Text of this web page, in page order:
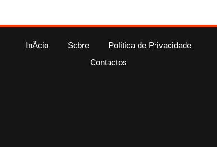
InÃ­cio Sobre
Politica de Privacidade
Contactos